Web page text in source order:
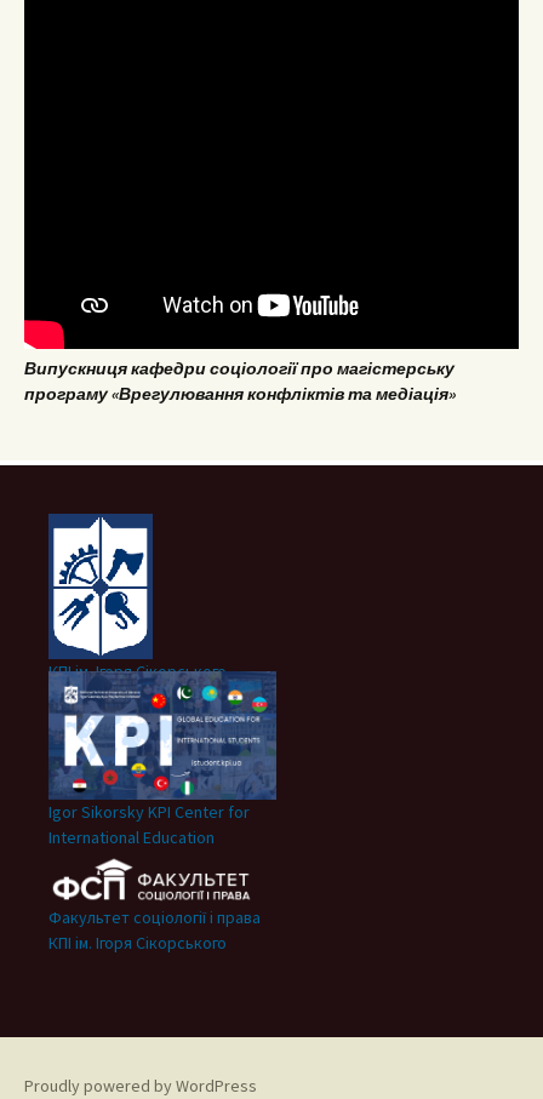
Випускниця кафедри соціології про магістерську
програму «Врегулювання конфліктів та медіація»
КПІ ім. Ігоря Сікорського
Igor Sikorsky KPI Center for
International Education
Факультет соціології і права
КПІ ім. Ігоря Сікорського
Proudly powered by WordPress